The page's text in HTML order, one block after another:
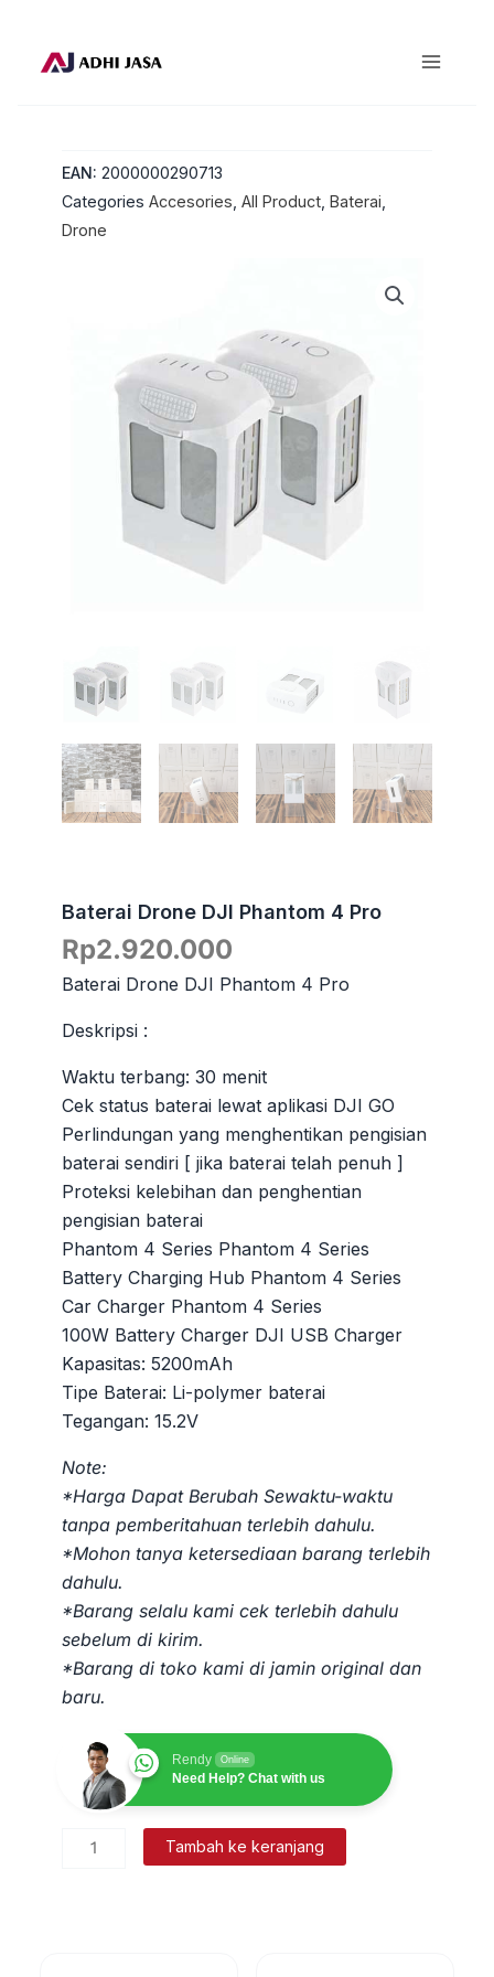
EAN: 2000000290713
Categories Accesories All Product Baterai
Drone
Baterai Drone DJI Phantom 4 Pro
Rp2.920.000
Baterai Drone DJI Phantom 4 Pro
Deskripsi :
Waktu terbang: 30 menit
Cek status baterai lewat aplikasi DJI GO
Perlindungan yang menghentikan pengisian
baterai sendiri [ jika baterai telah penuh ]
Proteksi kelebihan dan penghentian
pengisian baterai
Phantom 4 Series Phantom 4 Series
Battery Charging Hub Phantom 4 Series
Car Charger Phantom 4 Series
100W Battery Charger DJI USB Charger
Kapasitas: 5200mAh
Tipe Baterai: Li-polymer baterai
Tegangan: 15.2V
Note:
*Harga Dapat Berubah Sewaktu-waktu
tanpa pemberitahuan terlebih dahulu.
*Mohon tanya ketersediaan barang terlebih
dahulu.
*Barang selalu kami cek terlebih dahulu
sebelum di kirim.
*Barang di toko kami di jamin original dan
baru.
Rendy Online
Need Help? Chat with us
Kuantitas
Tambah ke keranjang